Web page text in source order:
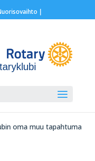
|
oma muu tapahtuma